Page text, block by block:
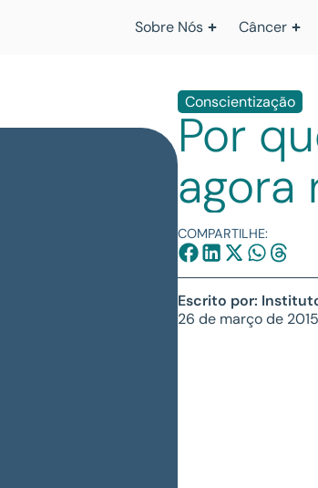
Sobre Nós Câncer
Conscientização
Por
agora
COMPARTILHE:
Escrito por:
26 de março de 2015